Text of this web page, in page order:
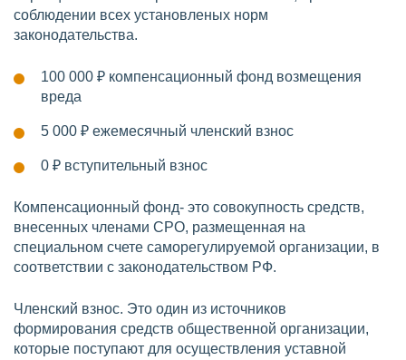
соблюдении всех установленых норм
законодательства.
100 000 ₽ компенсационный фонд возмещения
вреда
5 000 ₽ ежемесячный членский взнос
0 ₽ вступительный взнос
Компенсационный фонд- это совокупность средств,
внесенных членами СРО, размещенная на
специальном счете саморегулируемой организации, в
соответствии с законодательством РФ.
Членский взнос. Это один из источников
формирования средств общественной организации,
которые поступают для осуществления уставной